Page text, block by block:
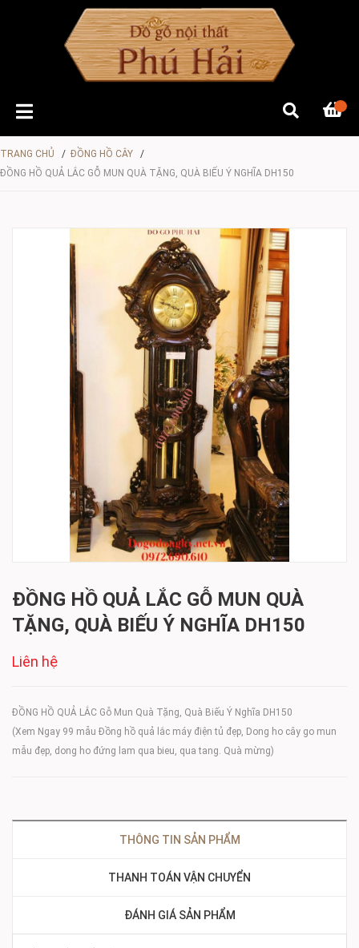
TRANG CHỦ / ĐỒNG HỒ CÂY
/
ĐỒNG HỒ QUẢ LẮC GỖ MUN QUÀ TẶNG, QUÀ BIẾU Ý NGHĨA DH150
ĐỒNG HỒ QUẢ LẮC GỖ MUN QUÀ
TẶNG, QUÀ BIẾU Ý NGHĨA DH150
Liên hệ
ĐỒNG HỒ QUẢ LẮC Gỗ Mun Quà Tặng, Quà Biếu Ý Nghĩa DH150
(Xem Ngay 99 mẫu Đồng hồ quả lắc máy điện tủ đẹp, Dong ho cây go mun
mẫu đẹp, dong ho đứng lam qua bieu, qua tang. Quà mừng)
THÔNG TIN SẢN PHẨM
THANH TOÁN VẬN CHUYỂN
ĐÁNH GIÁ SẢN PHẨM